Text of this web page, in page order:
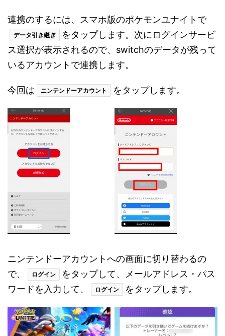
連携のするには、スマホ版のポケモンユナイトで
データ引き継ぎ
をタップします。次にログインサービ
ス選択が表示されるので、switchのデータが残って
いるアカウントで連携します。
今回は ニンテンドーアカウント をタップします。
ニンテンドーアカウントへの画面に切り替わるの
で、
ログイン
をタップして、メールアドレス・パス
ワードを入力して、
ログイン をタップします。